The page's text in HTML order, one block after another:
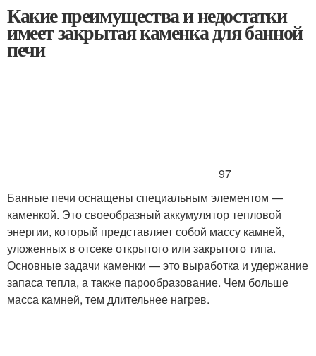
Какие преимущества и недостатки
имеет закрытая каменка для банной
печи
97
Банные печи оснащены специальным элементом —
каменкой. Это своеобразный аккумулятор тепловой
энергии, который представляет собой массу камней,
уложенных в отсеке открытого или закрытого типа.
Основные задачи каменки — это выработка и удержание
запаса тепла, а также парообразование. Чем больше
масса камней, тем длительнее нагрев.